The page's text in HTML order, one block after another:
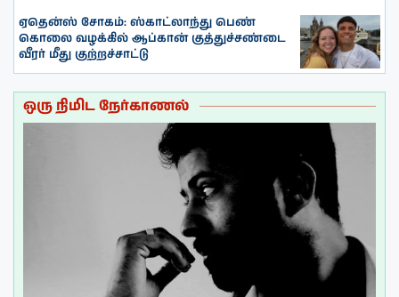
ஏதென்ஸ் சோகம்: ஸ்காட்லாந்து பெண்
கொலை வழக்கில் ஆப்கான் குத்துச்சண்டை
வீரர் மீது குற்றச்சாட்டு
ஒரு நிமிட நேர்காணல்